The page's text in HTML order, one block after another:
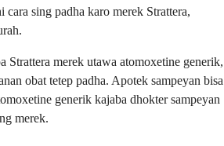
cara sing padha karo merek Strattera,
Strattera merek utawa atomoxetine generik,
obat tetep padha. Apotek sampeyan bisa
generik kajaba dhokter sampeyan
merek.